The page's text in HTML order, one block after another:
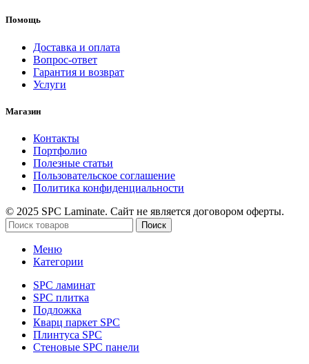
Помощь
Доставка и оплата
Вопрос-ответ
Гарантия и возврат
Услуги
Магазин
Контакты
Портфолио
Полезные статьи
Пользовательское соглашение
Политика конфиденциальности
© 2025 SPC Laminate. Сайт не является договором оферты.
Поиск
Меню
Категории
SPC ламинат
SPC плитка
Подложка
Кварц паркет SPC
Плинтуса SPC
Стеновые SPC панели